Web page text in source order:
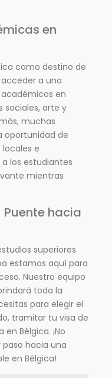
en
como destino de
a una
en
sociales, arte y
muchas
oportunidad de
e
los estudiantes
mientras
Puente hacia
superiores
estamos aquí para
Nuestro equipo
toda la
para elegir el
tramitar tu visa de
Bélgica. ¡No
hacia una
en Bélgica!